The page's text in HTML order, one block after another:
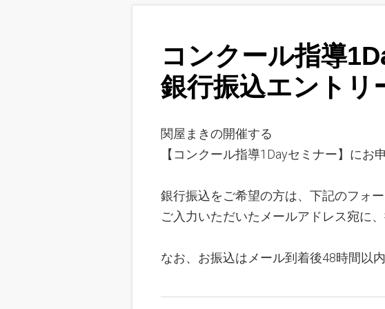
コンクール指導
銀行振込エントリ
関屋まきの開催する
【コンクール指導1Dayセミナー】に
銀行振込をご希望の方は、下記のフォ
ご入力いただいたメールアドレス宛に
なお、お振込はメール到着後48時間以